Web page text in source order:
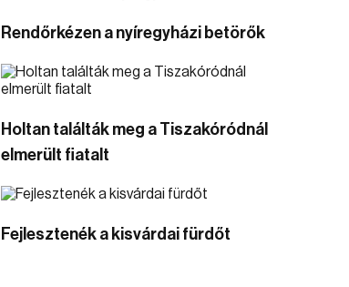
Rendőrkézen a nyíregyházi betörők
Holtan találták meg a Tiszakóródnál
elmerült fiatalt
Fejlesztenék a kisvárdai fürdőt